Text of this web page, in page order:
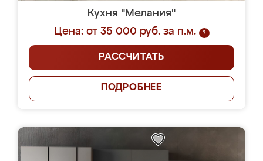
Кухня "Мелания"
Цена: от 35 000 руб. за п.м.
?
РАССЧИТАТЬ
ПОДРОБНЕЕ